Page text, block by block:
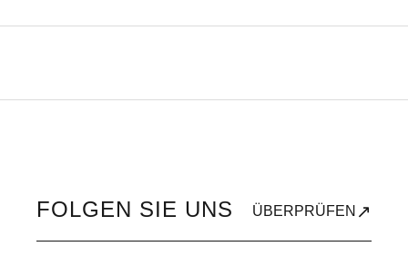
FOLGEN SIE UNS ÜBERPRÜFEN ↗